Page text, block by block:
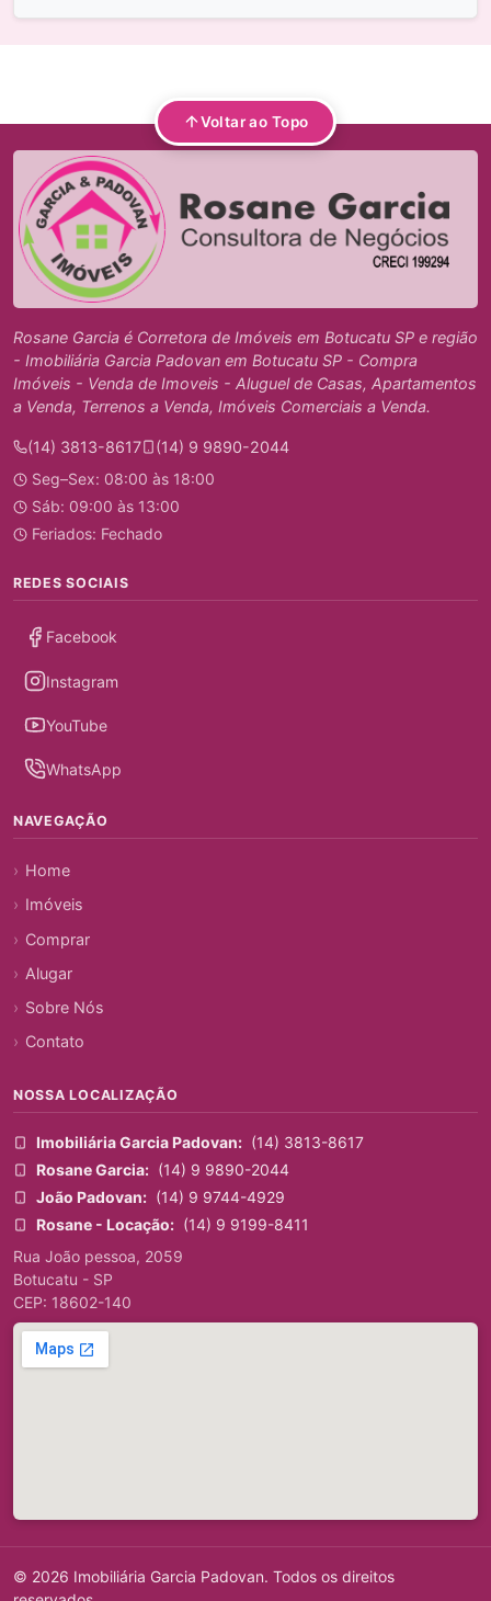
Voltar ao Topo
Rosane Garcia é Corretora de Imóveis em Botucatu SP e região
- Imobiliária Garcia Padovan em Botucatu SP - Compra
Imóveis - Venda de Imoveis - Aluguel de Casas, Apartamentos
a Venda, Terrenos a Venda, Imóveis Comerciais a Venda.
(14) 3813-8617
(14) 9 9890-2044
Seg–Sex: 08:00 às 18:00
Sáb: 09:00 às 13:00
Feriados: Fechado
REDES SOCIAIS
Facebook
Instagram
YouTube
WhatsApp
NAVEGAÇÃO
Home
Imóveis
Comprar
Alugar
Sobre Nós
Contato
NOSSA LOCALIZAÇÃO
Imobiliária Garcia Padovan: (14) 3813-8617
Rosane Garcia: (14) 9 9890-2044
João Padovan: (14) 9 9744-4929
Rosane - Locação: (14) 9 9199-8411
Rua João pessoa, 2059
Botucatu - SP
CEP: 18602-140
© 2026 Imobiliária Garcia Padovan. Todos os direitos